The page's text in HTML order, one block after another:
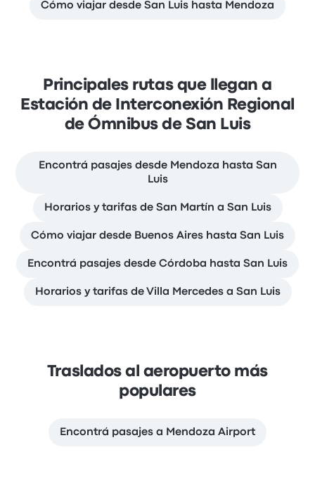
Cómo viajar desde San Luis hasta Mendoza
Principales rutas que llegan a
Estación de Interconexión Regional
de Ómnibus de San Luis
Encontrá pasajes desde Mendoza hasta San
Luis
Horarios y tarifas de San Martín a San Luis
Cómo viajar desde Buenos Aires hasta San Luis
Encontrá pasajes desde Córdoba hasta San Luis
Horarios y tarifas de Villa Mercedes a San Luis
Traslados al aeropuerto más
populares
Encontrá pasajes a Mendoza Airport